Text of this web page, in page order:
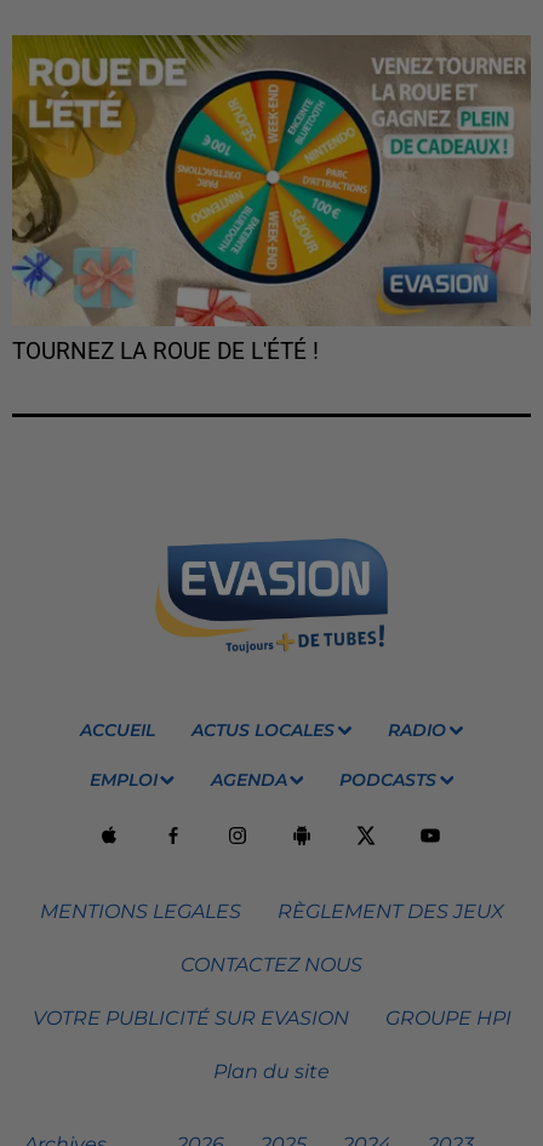
TOURNEZ LA ROUE DE L'ÉTÉ !
ACCUEIL ACTUS LOCALES RADIO
EMPLOI AGENDA PODCASTS
MENTIONS LEGALES RÈGLEMENT DES JEUX
CONTACTEZ NOUS
VOTRE PUBLICITÉ SUR EVASION GROUPE HPI
Plan du site